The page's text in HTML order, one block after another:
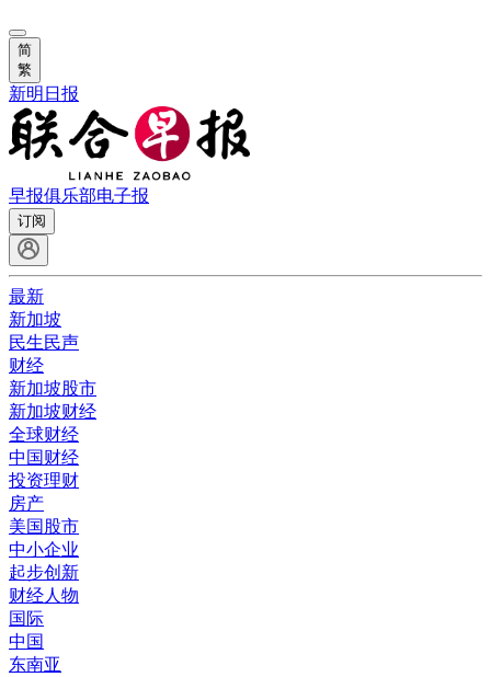
简
繁
新明日报
早报俱乐部电子报
订阅
最新
新加坡
民生民声
财经
新加坡股市
新加坡财经
全球财经
中国财经
投资理财
房产
美国股市
中小企业
起步创新
财经人物
国际
中国
东南亚